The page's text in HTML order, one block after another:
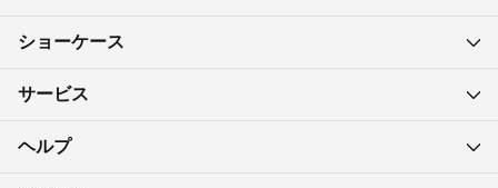
ショーケース
サービス
ヘルプ